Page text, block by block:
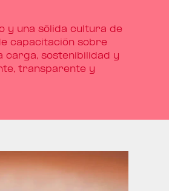
y una sólida cultura de
capacitación sobre
carga, sostenibilidad y
transparente y